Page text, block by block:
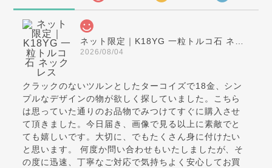
ネット限定｜K18YG 一粒トルコ石 ネックレス
2026/08/04
クラックのないツルンとしたターコイズで18金、シン
プルなデザインの物が欲しく探していました。こちら
は思っていた通りのお品物でみつけてすぐに購入させ
て頂きました。今日届き、画像で見る以上に素敵でと
ても嬉しいです。大切に、でもたくさん身に付けたい
と思います。 何度か問い合わせもいたしましたが、そ
の度に迅速、丁寧なご対応で気持ちよく安心してお買